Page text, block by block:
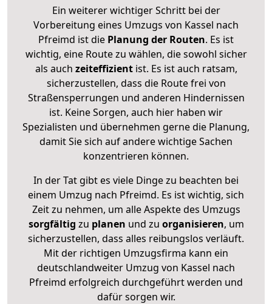
Ein weiterer wichtiger Schritt bei der
Vorbereitung eines Umzugs von Kassel nach
Pfreimd ist die Planung der Routen. Es ist
wichtig, eine Route zu wählen, die sowohl sicher
als auch zeiteffizientist. Es ist auch ratsam,
sicherzustellen, dass die Route frei von
Straßensperrungen und anderen Hindernissen
ist. Keine Sorgen, auch hier haben wir
Spezialisten und übernehmen gerne die Planung,
damit Sie sich auf andere wichtige Sachen
konzentrieren können.
In der Tat gibt es viele Dinge zu beachten bei
einem Umzug nach Pfreimd. Es ist wichtig, sich
Zeit zu nehmen, um alle Aspekte des Umzugs
sorgfältig zu planen und zu organisieren, um
sicherzustellen, dass alles reibungslos verläuft.
Mit der richtigen Umzugsfirma kann ein
deutschlandweiter Umzug von Kassel nach
Pfreimd erfolgreich durchgeführt werden und
dafür sorgen wir.